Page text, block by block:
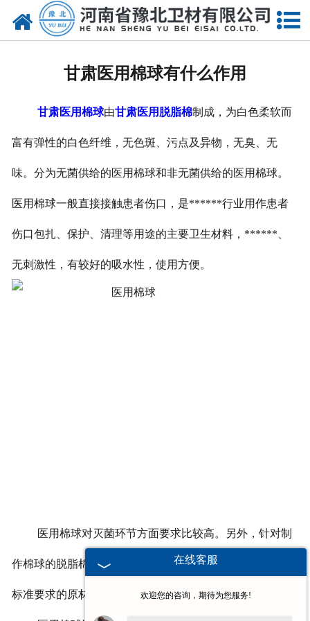
网站首页
人才招聘
联系我们
甘肃医用棉球有什么作用
甘肃医用棉球由甘肃医用脱脂棉制成，为白色柔软而
富有弹性的白色纤维，无色斑、污点及异物，无臭、无
味。分为无菌供给的医用棉球和非无菌供给的医用棉球。
医用棉球一般直接接触患者伤口，是******行业用作患者
伤口包扎、保护、清理等用途的主要卫生材料，******、
无刺激性，有较好的吸水性，使用方便。
医用棉球对灭菌环节方面要求比较高。另外，针对制
作棉球的脱脂棉原材料的选择，必须选用符合标准、行业
标准要求的原材料。
在线客服
欢迎您的咨询，期待为您服务!